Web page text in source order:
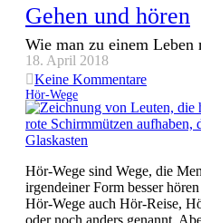
Gehen und hören
Wie man zu einem
18. April 2018
Keine Kommentare
Hör-Wege
Hör-Wege sind Wege, die
irgendeiner Form besser
Hör-Wege auch Hör-Reise,